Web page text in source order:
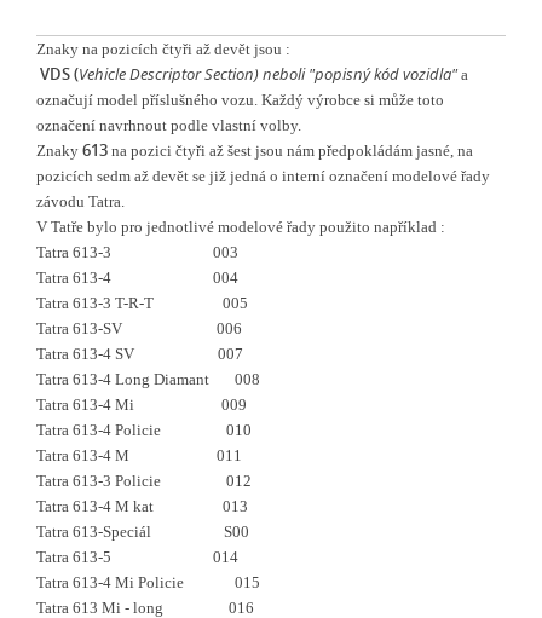
Znaky na pozicích čtyři až devět jsou :
VDS (Vehicle Descriptor Section)neboli"popisný kód vozidla"a
označují model příslušného vozu. Každý výrobce si může toto
označení navrhnout podle vlastní volby.
Znaky 613 na pozici čtyři až šest jsou nám předpokládám jasné, na
pozicích sedm až devět se již jedná o interní označení modelové řady
závodu Tatra.
V Tatře bylo pro jednotlivé modelové řady použito například :
Tatra 613-3 003
Tatra 613-4 004
Tatra 613-3 T-R-T 005
Tatra 613-SV 006
Tatra 613-4 SV 007
Tatra 613-4 Long Diamant 008
Tatra 613-4 Mi 009
Tatra 613-4 Policie 010
Tatra 613-4 M 011
Tatra 613-3 Policie 012
Tatra 613-4 M kat 013
Tatra 613-Speciál S00
Tatra 613-5 014
Tatra 613-4 Mi Policie 015
Tatra 613 Mi - long 016